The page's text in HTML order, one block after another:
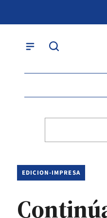
EDICION-IMPRESA